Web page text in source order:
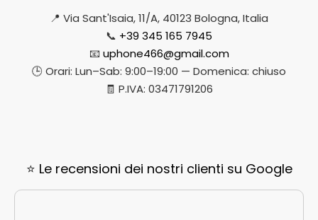
📍 Via Sant'Isaia, 11/A, 40123 Bologna, Italia
📞 +39 345 165 7945
📧 uphone466@gmail.com
🕒 Orari: Lun–Sab: 9:00–19:00 — Domenica: chiuso
🧾 P.IVA: 03471791206
⭐ Le recensioni dei nostri clienti su Google